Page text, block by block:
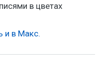
в цветах
и в Макс.